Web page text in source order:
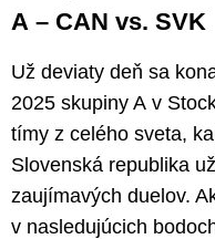
A – CAN vs. SVK
Už deviaty deň sa
2025 skupiny A v
tímy z celého sveta,
Slovenská republika
zaujímavých duelov.
v nasledujúcich